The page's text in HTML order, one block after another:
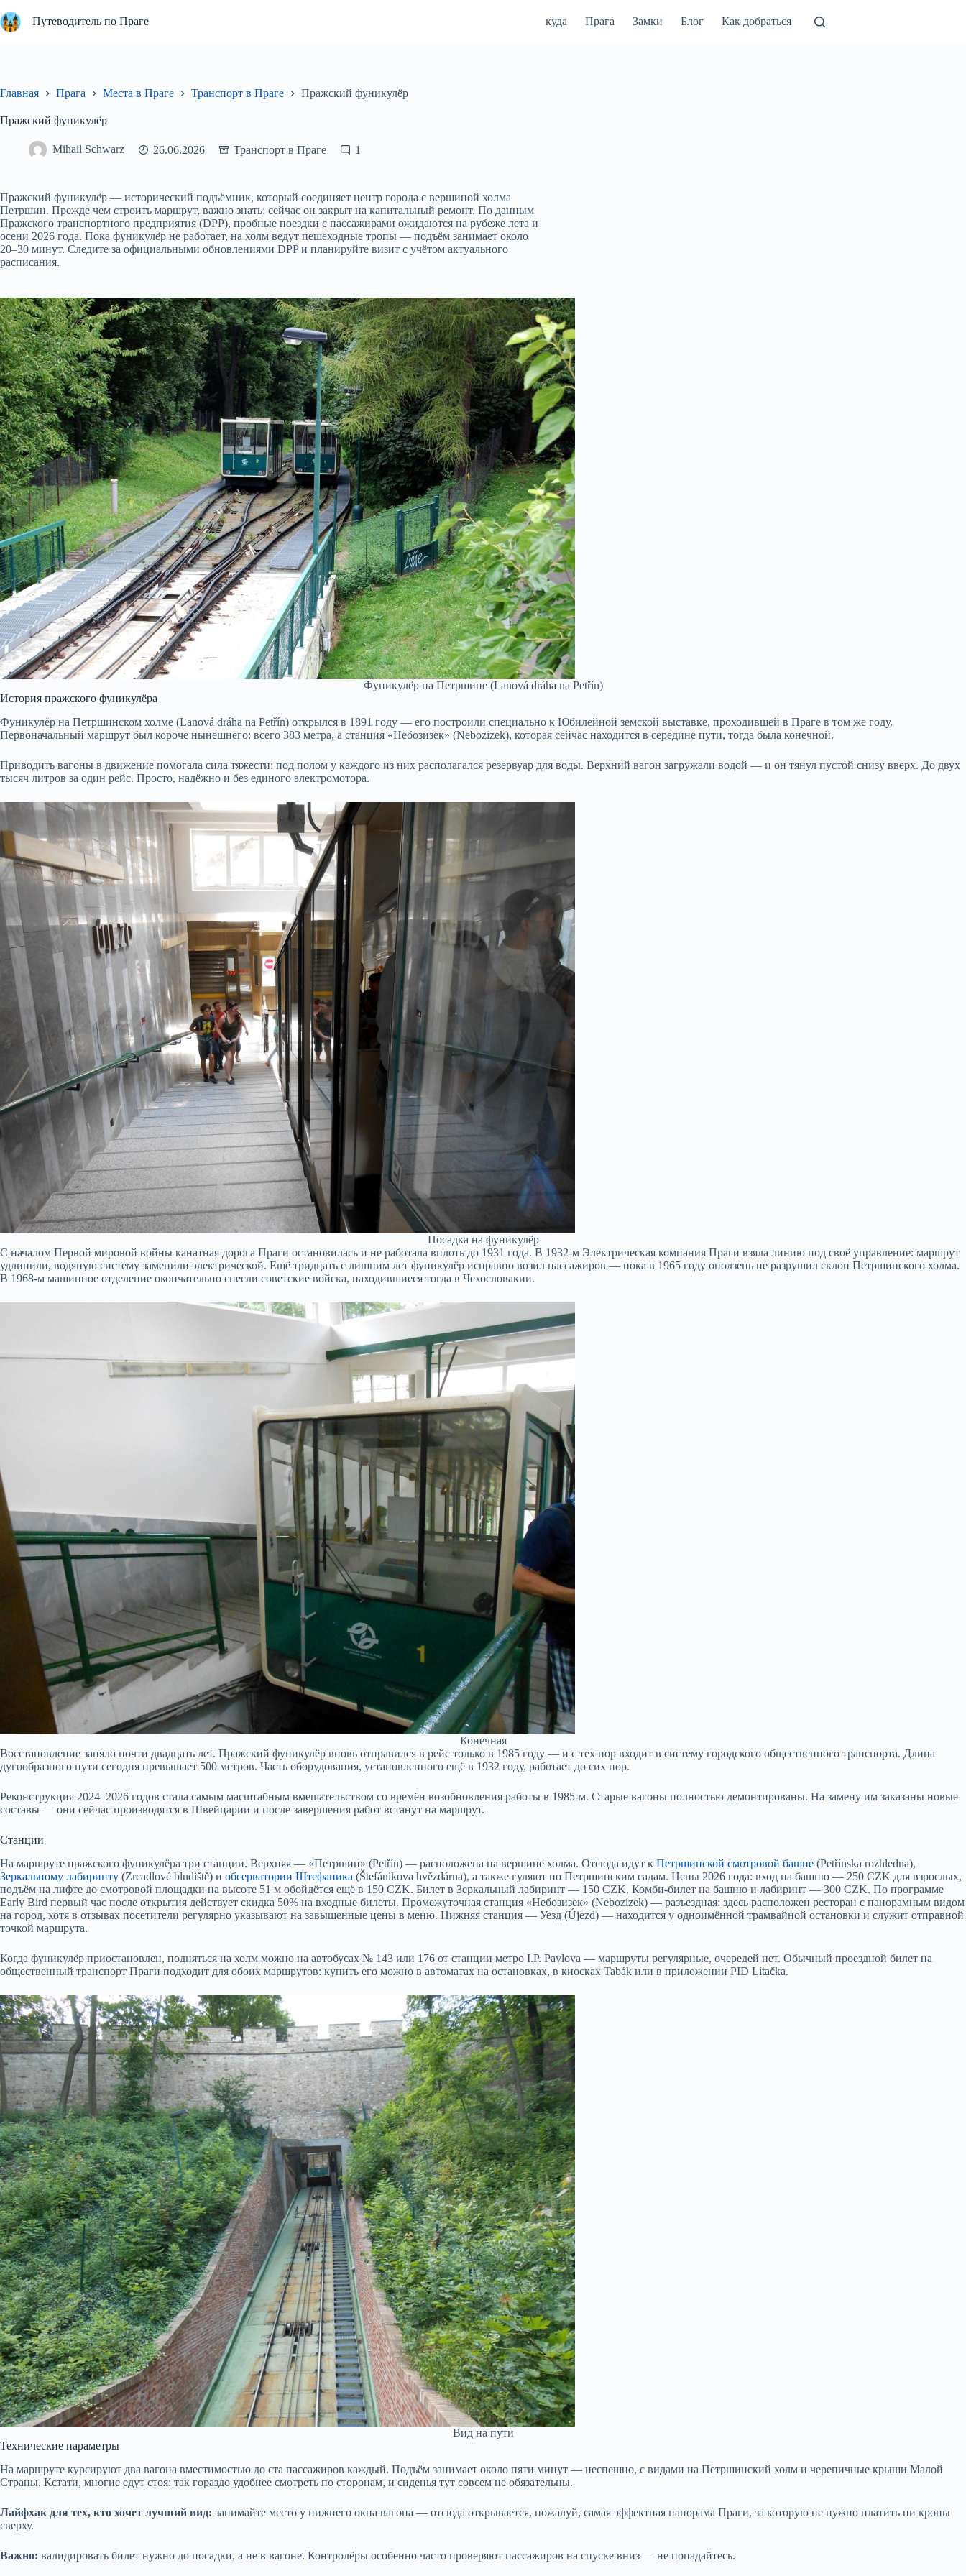
к
сути
Путеводитель по Праге куда Прага Замки Блог Как добраться
Главная Прага Места в Праге Транспорт в Праге Пражский фуникулёр
Пражский фуникулёр
Mihail Schwarz 26.06.2026 Транспорт в Праге 1
Пражский фуникулёр — исторический подъёмник, который соединяет центр города с вершиной холма
Петршин. Прежде чем строить маршрут, важно знать: сейчас он закрыт на капитальный ремонт. По данным
Пражского транспортного предприятия (DPP), пробные поездки с пассажирами ожидаются на рубеже лета и
осени 2026 года. Пока фуникулёр не работает, на холм ведут пешеходные тропы — подъём занимает около
20–30 минут. Следите за официальными обновлениями DPP и планируйте визит с учётом актуального
расписания.
Фуникулёр на Петршине (Lanová dráha na Petřín)
История пражского фуникулёра
Фуникулёр на Петршинском холме (Lanová dráha na Petřín) открылся в 1891 году — его построили специально к Юбилейной земской выставке, проходившей в Праге в том же году.
Первоначальный маршрут был короче нынешнего: всего 383 метра, а станция «Небозизек» (Nebozizek), которая сейчас находится в середине пути, тогда была конечной.
Приводить вагоны в движение помогала сила тяжести: под полом у каждого из них располагался резервуар для воды. Верхний вагон загружали водой — и он тянул пустой снизу вверх. До двух
тысяч литров за один рейс. Просто, надёжно и без единого электромотора.
Посадка на фуникулёр
С началом Первой мировой войны канатная дорога Праги остановилась и не работала вплоть до 1931 года. В 1932-м Электрическая компания Праги взяла линию под своё управление: маршрут
удлинили, водяную систему заменили электрической. Ещё тридцать с лишним лет фуникулёр исправно возил пассажиров — пока в 1965 году оползень не разрушил склон Петршинского холма.
В 1968-м машинное отделение окончательно снесли советские войска, находившиеся тогда в Чехословакии.
Конечная
Восстановление заняло почти двадцать лет. Пражский фуникулёр вновь отправился в рейс только в 1985 году — и с тех пор входит в систему городского общественного транспорта. Длина
дугообразного пути сегодня превышает 500 метров. Часть оборудования, установленного ещё в 1932 году, работает до сих пор.
Реконструкция 2024–2026 годов стала самым масштабным вмешательством со времён возобновления работы в 1985-м. Старые вагоны полностью демонтированы. На замену им заказаны новые
составы — они сейчас производятся в Швейцарии и после завершения работ встанут на маршрут.
Станции
На маршруте пражского фуникулёра три станции. Верхняя — «Петршин» (Petřín) — расположена на вершине холма. Отсюда идут к Петршинской смотровой башне (Petřínska rozhledna),
Зеркальному лабиринту (Zrcadlové bludiště) и обсерватории Штефаника (Štefánikova hvězdárna), а также гуляют по Петршинским садам. Цены 2026 года: вход на башню — 250 CZK для взрослых,
подъём на лифте до смотровой площадки на высоте 51 м обойдётся ещё в 150 CZK. Билет в Зеркальный лабиринт — 150 CZK. Комби-билет на башню и лабиринт — 300 CZK. По программе
Early Bird первый час после открытия действует скидка 50% на входные билеты. Промежуточная станция «Небозизек» (Nebozízek) — разъездная: здесь расположен ресторан с панорамным видом
на город, хотя в отзывах посетители регулярно указывают на завышенные цены в меню. Нижняя станция — Уезд (Újezd) — находится у одноимённой трамвайной остановки и служит отправной
точкой маршрута.
Когда фуникулёр приостановлен, подняться на холм можно на автобусах № 143 или 176 от станции метро I.P. Pavlova — маршруты регулярные, очередей нет. Обычный проездной билет на
общественный транспорт Праги подходит для обоих маршрутов: купить его можно в автоматах на остановках, в киосках Tabák или в приложении PID Lítačka.
Вид на пути
Технические параметры
На маршруте курсируют два вагона вместимостью до ста пассажиров каждый. Подъём занимает около пяти минут — неспешно, с видами на Петршинский холм и черепичные крыши Малой
Страны. Кстати, многие едут стоя: так гораздо удобнее смотреть по сторонам, и сиденья тут совсем не обязательны.
Лайфхак для тех, кто хочет лучший вид: занимайте место у нижнего окна вагона — отсюда открывается, пожалуй, самая эффектная панорама Праги, за которую не нужно платить ни кроны
сверху.
Важно: валидировать билет нужно до посадки, а не в вагоне. Контролёры особенно часто проверяют пассажиров на спуске вниз — не попадайтесь.